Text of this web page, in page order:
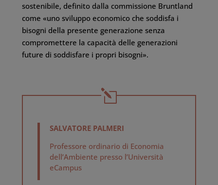
sostenibile, definito dalla commissione Bruntland
come «uno sviluppo economico che soddisfa i
bisogni della presente generazione senza
compromettere la capacità delle generazioni
future di soddisfare i propri bisogni».
SALVATORE PALMERI
Professore ordinario di Economia
dell’Ambiente presso l’Università
eCampus